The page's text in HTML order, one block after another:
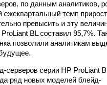
по данным аналитиков,
ежеквартальный темп
превысить и эту
BL составил 95,7%.
позволили аналитикам
серверов cерии НР ProLiant
ряд новых моделей блейд-